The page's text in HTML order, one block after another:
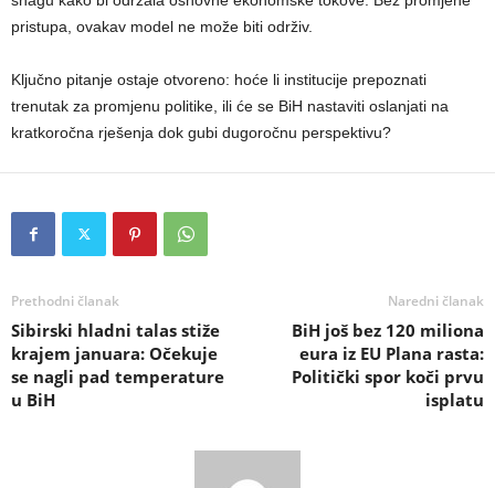
pristupa, ovakav model ne može biti održiv.
Ključno pitanje ostaje otvoreno: hoće li institucije prepoznati
trenutak za promjenu politike, ili će se BiH nastaviti oslanjati na
kratkoročna rješenja dok gubi dugoročnu perspektivu?
Prethodni članak
Sibirski hladni talas stiže
krajem januara: Očekuje
se nagli pad temperature
u BiH
Naredni članak
BiH još bez 120 miliona
eura iz EU Plana rasta:
Politički spor koči prvu
isplatu